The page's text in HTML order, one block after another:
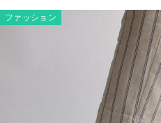
ファッション